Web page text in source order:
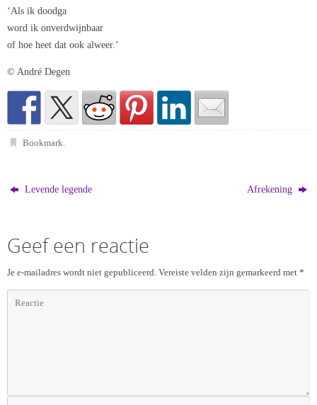
‘Als ik doodga
word ik onverdwijnbaar
of hoe heet dat ook alweer.’
© André Degen
Bookmark.
Levende legende Afrekening
Geef een reactie
Je e-mailadres wordt niet gepubliceerd. Vereiste velden zijn gemarkeerd met *